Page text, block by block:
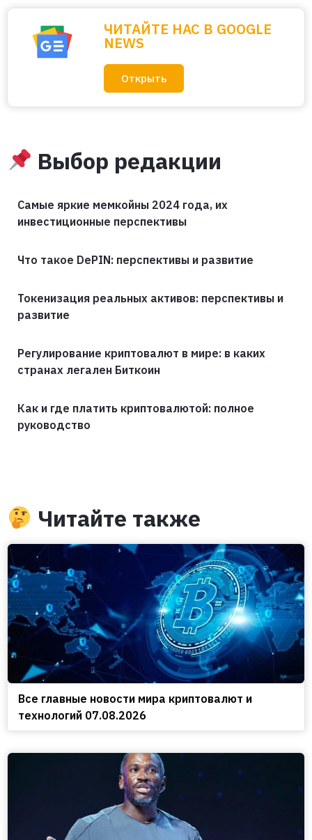
ЧИТАЙТЕ НАС В GOOGLE
NEWS
Открыть
Выбор редакции
Самые яркие мемкойны 2024 года, их
инвестиционные перспективы
Что такое DePIN: перспективы и развитие
Токенизация реальных активов: перспективы и
развитие
Регулирование криптовалют в мире: в каких
странах легален Биткоин
Как и где платить криптовалютой: полное
руководство
Читайте также
Все главные новости мира криптовалют и
технологий 07.08.2026